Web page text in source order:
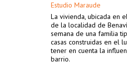
Estudio Maraude
La vivienda, ubicada en
de la localidad de
semana de una familia
casas construidas en el
tener en cuenta la
barrio.